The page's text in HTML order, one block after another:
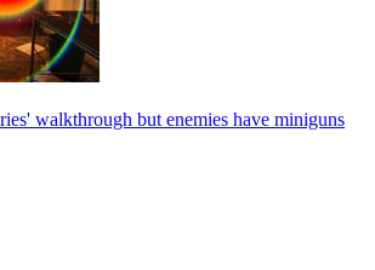
walkthrough but enemies have miniguns